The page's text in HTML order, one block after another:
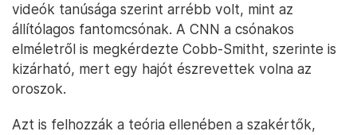
videók tanúsága szerint arrébb volt, mint az
állítólagos fantomcsónak. A CNN a csónakos
elméletről is megkérdezte Cobb-Smitht, szerinte is
kizárható, mert egy hajót észrevettek volna az
oroszok.
Azt is felhozzák a teória ellenében a szakértők,